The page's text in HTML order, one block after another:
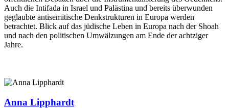
Auch die Intifada in Israel und Palästina und bereits überwunden
geglaubte antisemitische Denkstrukturen in Europa werden
betrachtet. Blick auf das jüdische Leben in Europa nach der Shoah
und nach den politischen Umwälzungen am Ende der achtziger
Jahre.
Anna Lipphardt